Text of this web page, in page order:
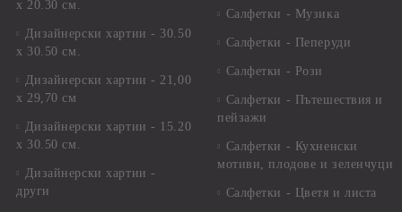
х 20.30 см.
Дизайнерски хартии - 30.50
х 30.50 см.
Дизайнерски хартии - 21,00
х 29,70 см
Дизайнерски хартии - 15.20
x 30.50 см.
Дизайнерски хартии -
други
Салфетки - Музика
Салфетки - Пеперуди
Салфетки - Рози
Салфетки - Пътешествия и
пейзажи
Салфетки - Кухненски
мотиви, плодове и зеленчуци
Салфетки - Цветя и листа